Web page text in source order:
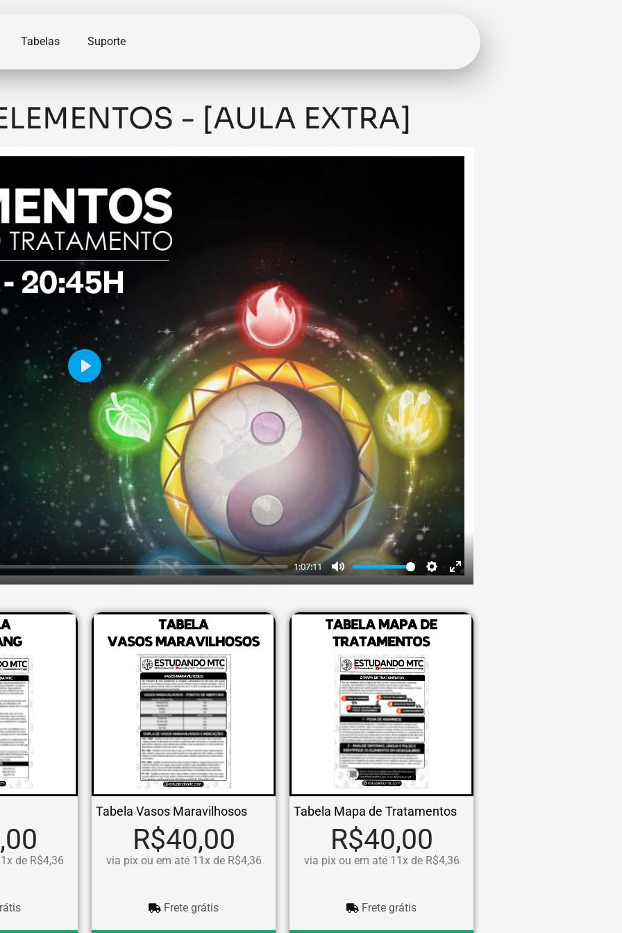
Tabelas Suporte
- [AULA EXTRA]
1:07:11
Mute Settings
Enter
Play
de R$4,36
Tabela Vasos Maravilhosos
R$40,00
via pix ou em até 11x de R$4,36
Frete grátis
Tabela Mapa de Tratamentos
R$40,00
via pix ou em até 11x de R$4,36
Frete grátis